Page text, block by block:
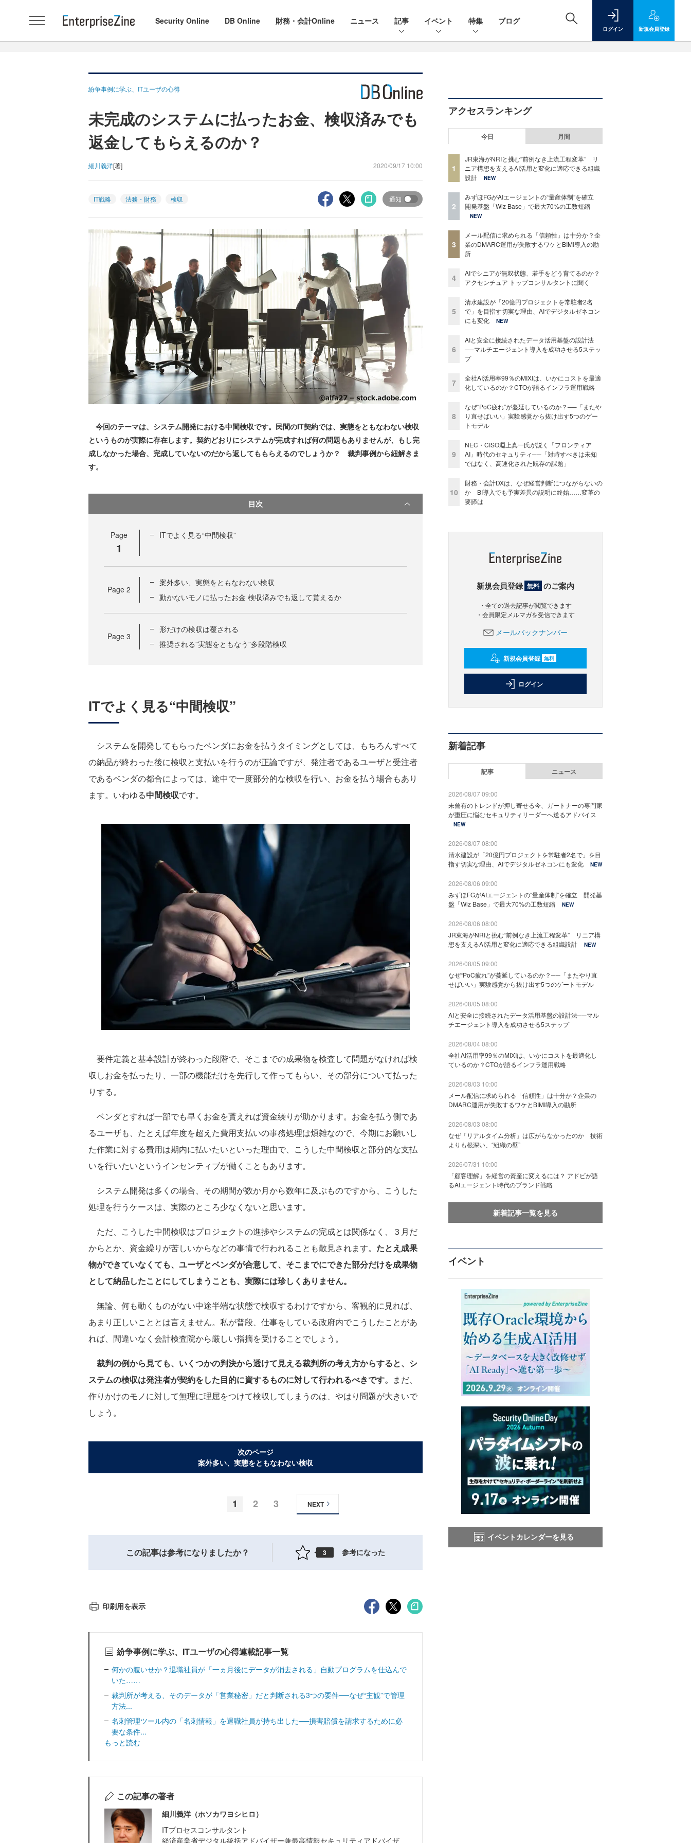
Security Online DB Online 財務・会計Online ニュース 記事 イベント 特集 ブログ
ログイン 新規会員登録
紛争事例に学ぶ、ITユーザの心得
未完成のシステムに払ったお金、検収済みでも
返金してもらえるのか？
細川義洋[著] 2020/09/17 10:00
IT戦略 法務・財務 検収 通知
今回のテーマは、システム開発における中間検収です。民間のIT契約では、実態をともなわない検収
というものが実際に存在します。契約どおりにシステムが完成すれば何の問題もありませんが、もし完
成しなかった場合、完成していないのだから返してももらえるのでしょうか？ 裁判事例から紐解きま
す。
目次
Page
1
ITでよく見る“中間検収”
Page 2
案外多い、実態をともなわない検収
動かないモノに払ったお金 検収済みでも返して貰えるか
Page 3
形だけの検収は覆される
推奨される”実態をともなう”多段階検収
ITでよく見る“中間検収”
システムを開発してもらったベンダにお金を払うタイミングとしては、もちろんすべて
の納品が終わった後に検収と支払いを行うのが正論ですが、発注者であるユーザと受注者
であるベンダの都合によっては、途中で一度部分的な検収を行い、お金を払う場合もあり
ます。いわゆる中間検収です。
要件定義と基本設計が終わった段階で、そこまでの成果物を検査して問題がなければ検
収しお金を払ったり、一部の機能だけを先行して作ってもらい、その部分について払った
りする。
ベンダとすれば一部でも早くお金を貰えれば資金繰りが助かります。お金を払う側であ
るユーザも、たとえば年度を超えた費用支払いの事務処理は煩雑なので、今期にお願いし
た作業に対する費用は期内に払いたいといった理由で、こうした中間検収と部分的な支払
いを行いたいというインセンティブが働くこともあります。
システム開発は多くの場合、その期間が数か月から数年に及ぶものですから、こうした
処理を行うケースは、実際のところ少なくないと思います。
ただ、こうした中間検収はプロジェクトの進捗やシステムの完成とは関係なく、３月だ
からとか、資金繰りが苦しいからなどの事情で行われることも散見されます。 たとえ成果
物ができていなくても、ユーザとベンダが合意して、そこまでにできた部分だけを成果物
として納品したことにしてしまうことも、実際には珍しくありません。
無論、何も動くものがない中途半端な状態で検収するわけですから、客観的に見れば、
あまり正しいこととは言えません。私が普段、仕事をしている政府内でこうしたことがあ
れば、間違いなく会計検査院から厳しい指摘を受けることでしょう。
裁判の例から見ても、いくつかの判決から透けて見える裁判所の考え方からすると、シ
ステムの検収は発注者が契約をした目的に資するものに対して行われるべきです。 まだ、
作りかけのモノに対して無理に理屈をつけて検収してしまうのは、やはり問題が大きいで
しょう。
次のページ
案外多い、実態をともなわない検収
1 2 3 NEXT
この記事は参考になりましたか？ 3 参考になった
印刷用を表示
紛争事例に学ぶ、ITユーザの心得連載記事一覧
何かの腹いせか？退職社員が「一ヵ月後にデータが消去される」自動プログラムを仕込んで
いた……
裁判所が考える、そのデータが「営業秘密」だと判断される3つの要件──なぜ“主観”で管理
方法...
名刺管理ツール内の「名刺情報」を退職社員が持ち出した──損害賠償を請求するために必
要な条件...
もっと読む
この記事の著者
細川義洋（ホソカワヨシヒロ）
ITプロセスコンサルタント
経済産業省デジタル統括アドバイザー兼最高情報セキュリティアドバイザ
アクセスランキング
今日 月間
1
JR東海がNRIと挑む“前例なき上流工程変革” リ
ニア構想を支えるAI活用と変化に適応できる組織
設計
NEW
2
みずほFGがAIエージェントの“量産体制”を確立
開発基盤「Wiz Base」で最大70%の工数短縮
NEW
3
メール配信に求められる「信頼性」は十分か？企
業のDMARC運用が失敗するワケとBIMI導入の勘
所
4
AIでシニアが無双状態、若手をどう育てるのか？
アクセンチュア トップコンサルタントに聞く
5
清水建設が「20億円プロジェクトを常駐者2名
で」を目指す切実な理由、AIでデジタルゼネコン
にも変化
NEW
6
AIと安全に接続されたデータ活用基盤の設計法
──マルチエージェント導入を成功させる5ステッ
プ
7
全社AI活用率99％のMIXIは、いかにコストを最適
化しているのか？CTOが語るインフラ運用戦略
8
なぜ“PoC疲れ”が蔓延しているのか？──「またや
り直せばいい」実験感覚から抜け出す5つのゲー
トモデル
9
NEC・CISO淵上真一氏が説く「フロンティア
AI」時代のセキュリティ──「対峙すべきは未知
ではなく、高速化された既存の課題」
10
財務・会計DXは、なぜ経営判断につながらないの
か BI導入でも予実差異の説明に終始……変革の
要諦は
新規会員登録 無料 のご案内
・全ての過去記事が閲覧できます
・会員限定メルマガを受信できます
メールバックナンバー
新規会員登録 無料
ログイン
新着記事
記事 ニュース
2026/08/07 09:00
未曾有のトレンドが押し寄せる今、ガートナーの専門家
が重圧に悩むセキュリティリーダーへ送るアドバイス
NEW
2026/08/07 08:00
清水建設が「20億円プロジェクトを常駐者2名で」を目
指す切実な理由、AIでデジタルゼネコンにも変化
NEW
2026/08/06 09:00
みずほFGがAIエージェントの“量産体制”を確立 開発基
盤「Wiz Base」で最大70%の工数短縮
NEW
2026/08/06 08:00
JR東海がNRIと挑む“前例なき上流工程変革” リニア構
想を支えるAI活用と変化に適応できる組織設計
NEW
2026/08/05 09:00
なぜ“PoC疲れ”が蔓延しているのか？──「またやり直
せばいい」実験感覚から抜け出す5つのゲートモデル
2026/08/05 08:00
AIと安全に接続されたデータ活用基盤の設計法──マル
チエージェント導入を成功させる5ステップ
2026/08/04 08:00
全社AI活用率99％のMIXIは、いかにコストを最適化し
ているのか？CTOが語るインフラ運用戦略
2026/08/03 10:00
メール配信に求められる「信頼性」は十分か？企業の
DMARC運用が失敗するワケとBIMI導入の勘所
2026/08/03 08:00
なぜ「リアルタイム分析」は広がらなかったのか 技術
よりも根深い、“組織の壁”
2026/07/31 10:00
「顧客理解」を経営の資産に変えるには？ アドビが語
るAIエージェント時代のブランド戦略
新着記事一覧を見る
イベント
イベントカレンダーを見る